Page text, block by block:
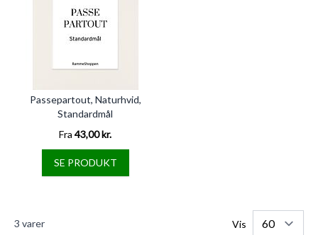
Passepartout, Naturhvid,
Standardmål
Fra 43,00 kr.
SE PRODUKT
3 varer Vis